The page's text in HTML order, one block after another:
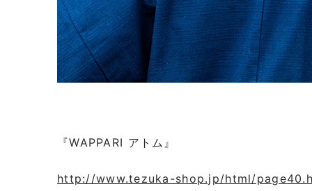
『WAPPARI アトム』
http://www.tezuka-shop.jp/html/